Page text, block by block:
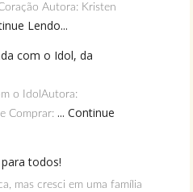
Autora: Kristen
Lendo...
com o Idol, da
o IdolAutora:
Comprar: ... Continue
todos!
mas cresci em uma família